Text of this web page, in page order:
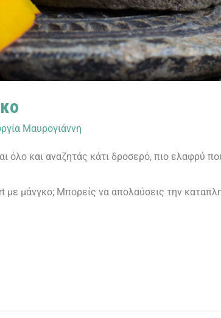
Μαυρογιάννη
όλο και αναζητάς κάτι δροσερό, πιο ελαφρύ
με μάνγκο; Μπορείς να απολαύσεις την